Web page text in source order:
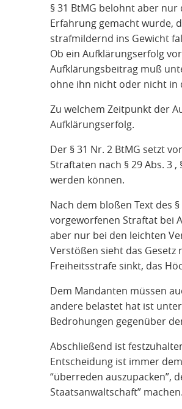
§ 31 BtMG belohnt aber
Erfahrung gemacht wurde,
strafmildernd ins Gewicht
Ob ein Aufklärungserfolg
Aufklärungsbeitrag muß
ohne ihn nicht oder nicht in
Zu welchem Zeitpunkt der
Aufklärungserfolg.
Der § 31 Nr. 2 BtMG setzt
Straftaten nach § 29 Abs. 3
werden können.
Nach dem bloßen Text des
vorgeworfenen Straftat bei
aber nur bei den leichten
Verstößen sieht das
Freiheitsstrafe sinkt, das
Dem Mandanten müssen
andere belastet hat ist
Bedrohungen gegenüber
Abschließend ist
Entscheidung ist immer
“überreden auszupacken”,
Staatsanwaltschaft” machen.